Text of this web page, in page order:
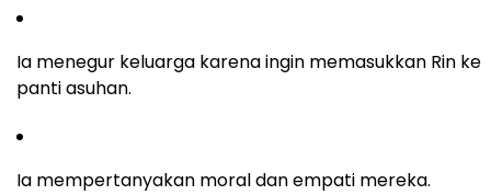
Ia menegur keluarga karena ingin memasukkan Rin ke
panti asuhan.
Ia mempertanyakan moral dan empati mereka.